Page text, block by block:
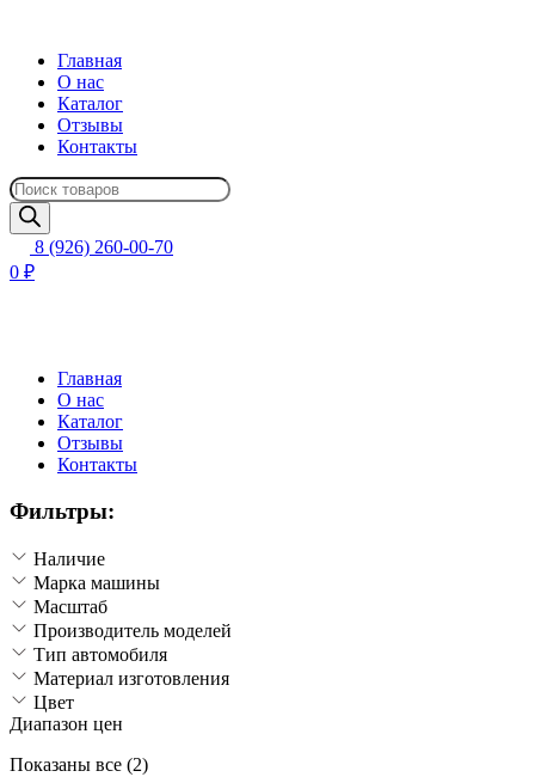
Главная
О нас
Каталог
Отзывы
Контакты
Поиск
товаров
8 (926) 260-00-70
0 ₽
Главная
О нас
Каталог
Отзывы
Контакты
Фильтры:
Наличие
Марка машины
Масштаб
Производитель моделей
Тип автомобиля
Материал изготовления
Цвет
Диапазон цен
Показаны все (2)Сортировка: